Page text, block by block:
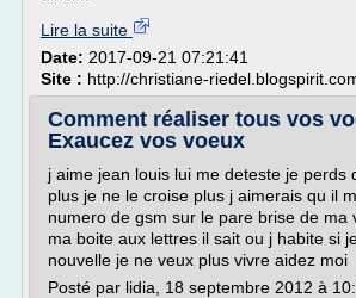
Lire la suite
Date: 2017-09-21 07:21:41
Site : http://christiane-
Comment réaliser tous vos
Exaucez vos voeux
j aime jean louis lui me deteste je perds
plus je ne le croise plus j aimerais qu il
numero de gsm sur le pare brise de ma
ma boite aux lettres il sait ou j habite si
nouvelle je ne veux plus vivre aidez moi
Posté par lidia, 18 septembre 2012 à